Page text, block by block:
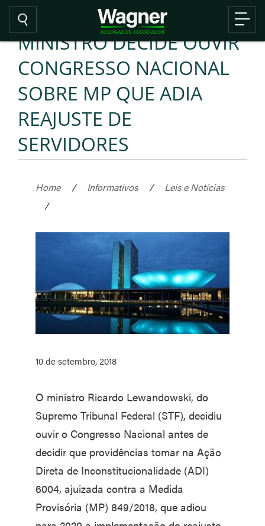
MINISTRO DECIDE OUVIR
CONGRESSO NACIONAL
SOBRE MP QUE ADIA
REAJUSTE DE
SERVIDORES
Home / Informativos /
Leis e Notícias
/
10 de setembro, 2018
O ministro Ricardo Lewandowski, do
Supremo Tribunal Federal (STF), decidiu
ouvir o Congresso Nacional antes de
decidir que providências tomar na Ação
Direta de Inconstitucionalidade (ADI)
6004, ajuizada contra a Medida
Provisória (MP) 849/2018, que adiou